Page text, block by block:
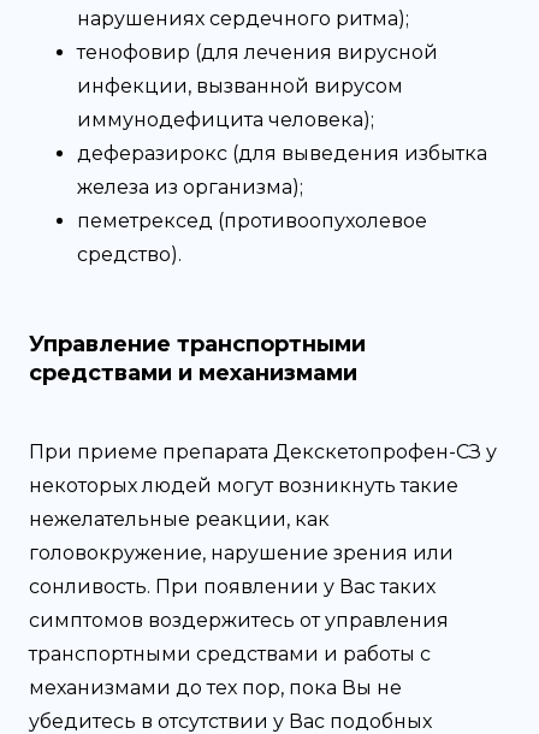
нарушениях сердечного ритма);
тенофовир (для лечения вирусной
инфекции, вызванной вирусом
иммунодефицита человека);
деферазирокс (для выведения избытка
железа из организма);
пеметрексед (противоопухолевое
средство).
Управление транспортными
средствами и механизмами
При приеме препарата Декскетопрофен-СЗ у
некоторых людей могут возникнуть такие
нежелательные реакции, как
головокружение, нарушение зрения или
сонливость. При появлении у Вас таких
симптомов воздержитесь от управления
транспортными средствами и работы с
механизмами до тех пор, пока Вы не
убедитесь в отсутствии у Вас подобных